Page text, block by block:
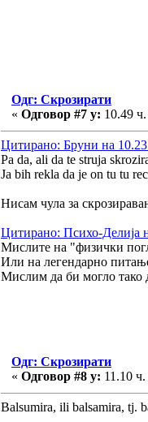
Одг: Скрозирати
« Одговор #7 у: 10.49
Цитирано: Бруни на
Pa da, ali da te struja
Ja bih rekla da je on tu tu
Нисам чула за
Цитирано: Психо-Делија
Мислите на "физички
Или на легендарно
Мислим да би могло тако
Одг: Скрозирати
« Одговор #8 у: 11.10
Balsumira, ili balsamira, tj.